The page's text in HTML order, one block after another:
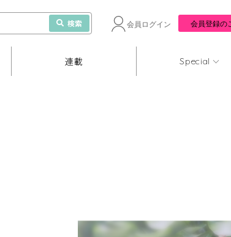
検索 会員ログイン 会員登録の
連載 Special